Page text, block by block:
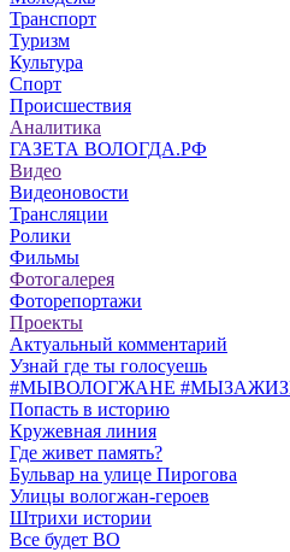
Транспорт
Туризм
Культура
Спорт
Происшествия
Аналитика
ГАЗЕТА ВОЛОГДА.РФ
Видео
Видеоновости
Трансляции
Ролики
Фильмы
Фотогалерея
Фоторепортажи
Проекты
Актуальный комментарий
Узнай где ты голосуешь
#МЫВОЛОГЖАНЕ
Попасть в историю
Кружевная линия
Где живет память?
Бульвар на улице Пирогова
Улицы вологжан-героев
Штрихи истории
Все будет ВО